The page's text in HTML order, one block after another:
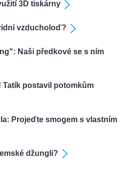
3D tiskárny
vzducholoď?
Naši předkové se s ním
Tatík postavil potomkům
Projeďte smogem s vlastním
džungli?